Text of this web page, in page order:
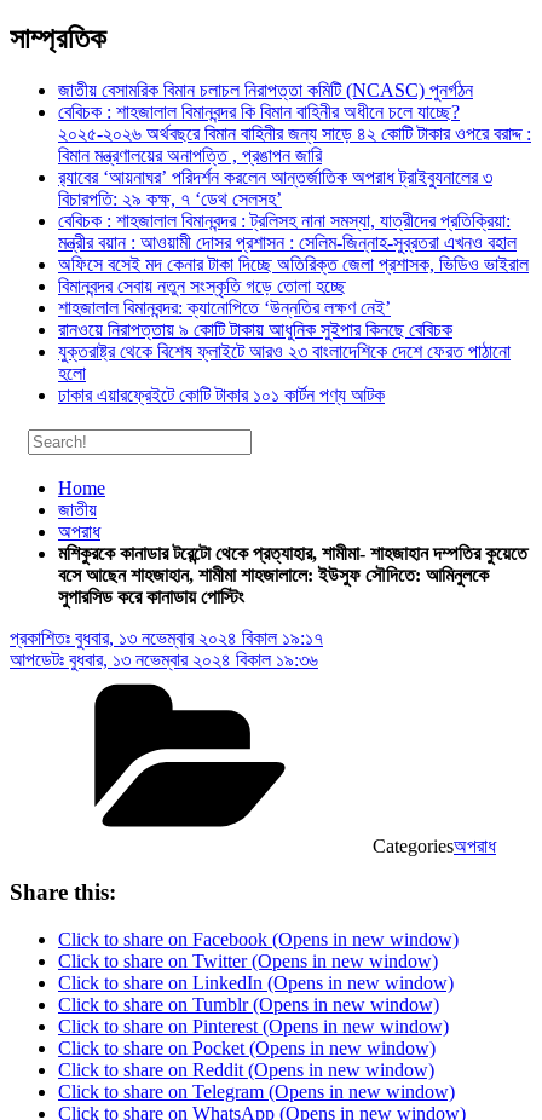
সাম্প্রতিক
জাতীয় বেসামরিক বিমান চলাচল নিরাপত্তা কমিটি (NCASC) পুনর্গঠন
বেবিচক : শাহজালাল বিমানবন্দর কি বিমান বাহিনীর অধীনে চলে যাচ্ছে?
২০২৫-২০২৬ অর্থবছরে বিমান বাহিনীর জন্য সাড়ে ৪২ কোটি টাকার ওপরে বরাদ্দ :
বিমান মন্ত্রণালয়ের অনাপত্তি , প্রঙাপন জারি
র‍্যাবের ‘আয়নাঘর’ পরিদর্শন করলেন আন্তর্জাতিক অপরাধ ট্রাইব্যুনালের ৩
বিচারপতি: ২৯ কক্ষ, ৭ ‘ডেথ সেলসহ’
বেবিচক : শাহজালাল বিমানবন্দর : ট্রলিসহ নানা সমস্যা, যাত্রীদের প্রতিক্রিয়া:
মন্ত্রীর বয়ান : আওয়ামী দোসর প্রশাসন : সেলিম-জিন্নাহ-সুব্রতরা এখনও বহাল
অফিসে বসেই মদ কেনার টাকা দিচ্ছে অতিরিক্ত জেলা প্রশাসক, ভিডিও ভাইরাল
বিমানবন্দর সেবায় নতুন সংস্কৃতি গড়ে তোলা হচ্ছে
শাহজালাল বিমানবন্দর: ক্যানোপিতে ‘উন্নতির লক্ষণ নেই’
রানওয়ে নিরাপত্তায় ৯ কোটি টাকায় আধুনিক সুইপার কিনছে বেবিচক
যুক্তরাষ্ট্র থেকে বিশেষ ফ্লাইটে আরও ২৩ বাংলাদেশিকে দেশে ফেরত পাঠানো
হলো
ঢাকার এয়ারফ্রেইটে কোটি টাকার ১০১ কার্টন পণ্য আটক
Home
জাতীয়
অপরাধ
মশিকুরকে কানাডার টরেন্টো থেকে প্রত্যাহার, শামীমা- শাহজাহান দম্পতির কুয়েতে
বসে আছেন শাহজাহান, শামীমা শাহজালালে: ইউসুফ সৌদিতে: আমিনুলকে
সুপারসিড করে কানাডায় পোস্টিং
প্রকাশিতঃ বুধবার, ১৩ নভেম্বার ২০২৪ বিকাল ১৯:১৭
আপডেটঃ বুধবার, ১৩ নভেম্বার ২০২৪ বিকাল ১৯:৩৬
Categoriesঅপরাধ
Share this:
Click to share on Facebook (Opens in new window)
Click to share on Twitter (Opens in new window)
Click to share on LinkedIn (Opens in new window)
Click to share on Tumblr (Opens in new window)
Click to share on Pinterest (Opens in new window)
Click to share on Pocket (Opens in new window)
Click to share on Reddit (Opens in new window)
Click to share on Telegram (Opens in new window)
Click to share on WhatsApp (Opens in new window)